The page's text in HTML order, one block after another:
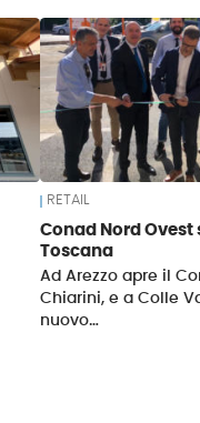
RETAIL
Conad Nord Ovest
Toscana
Ad Arezzo apre il
Chiarini, e a Colle
nuovo…